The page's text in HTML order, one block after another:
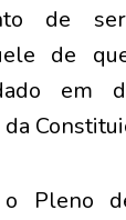
de
de
em
Pleno